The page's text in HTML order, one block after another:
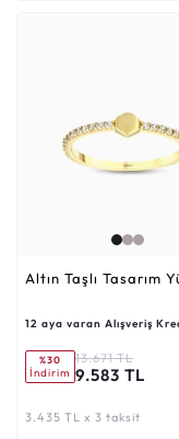
Altın Taşlı Tasarım
12 aya varan Alışveriş
%30
İndirim
13.671 TL
9.583 TL
3.435 TL x 3 taksit